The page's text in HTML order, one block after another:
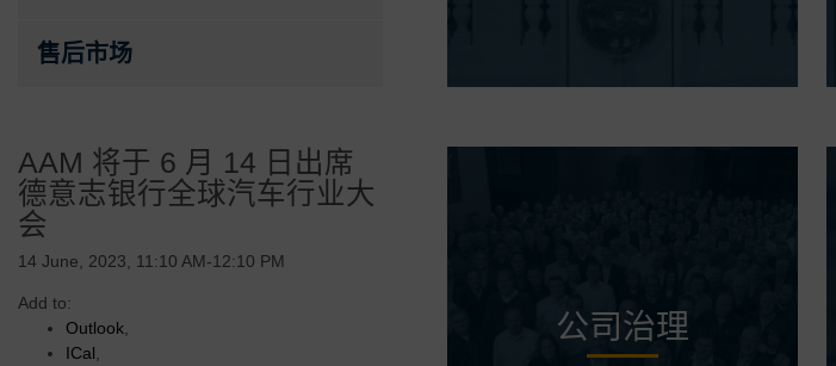
售后市场
AAM 将于 6 月 14 日出席
德意志银行全球汽车行业大
会
14 June, 2023, 11:10 AM-12:10 PM
Add to:
Outlook
ICal
公司治理